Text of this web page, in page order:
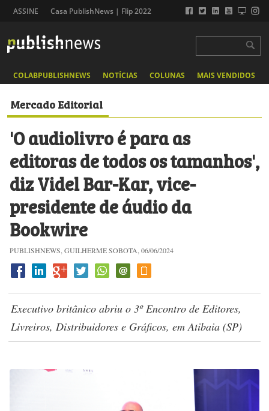
ASSINE Casa PublishNews | Flip 2022
COLABPUBLISHNEWS NOTÍCIAS COLUNAS MAIS VENDIDOS
Mercado Editorial
'O audiolivro​ é para as
editoras de todos os tamanhos',
diz Videl Bar-Kar, vice-
presidente de áudio da
Bookwire
PUBLISHNEWS, GUILHERME SOBOTA, 06/06/2024
Executivo britânico abriu o 3º Encontro de Editores,
Livreiros, Distribuidores e Gráficos, em Atibaia (SP)